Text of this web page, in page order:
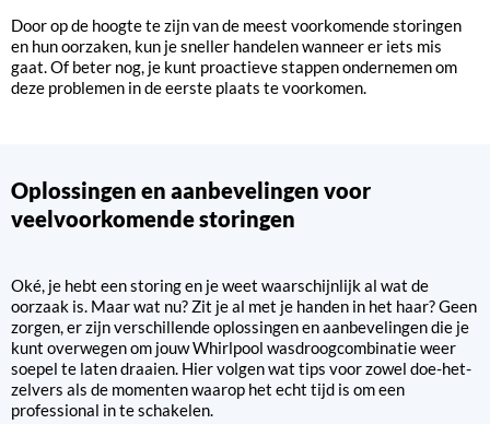
Door op de hoogte te zijn van de meest voorkomende storingen
en hun oorzaken, kun je sneller handelen wanneer er iets mis
gaat. Of beter nog, je kunt proactieve stappen ondernemen om
deze problemen in de eerste plaats te voorkomen.
Oplossingen en aanbevelingen voor
veelvoorkomende storingen
Oké, je hebt een storing en je weet waarschijnlijk al wat de
oorzaak is. Maar wat nu? Zit je al met je handen in het haar? Geen
zorgen, er zijn verschillende oplossingen en aanbevelingen die je
kunt overwegen om jouw Whirlpool wasdroogcombinatie weer
soepel te laten draaien. Hier volgen wat tips voor zowel doe-het-
zelvers als de momenten waarop het echt tijd is om een
professional in te schakelen.